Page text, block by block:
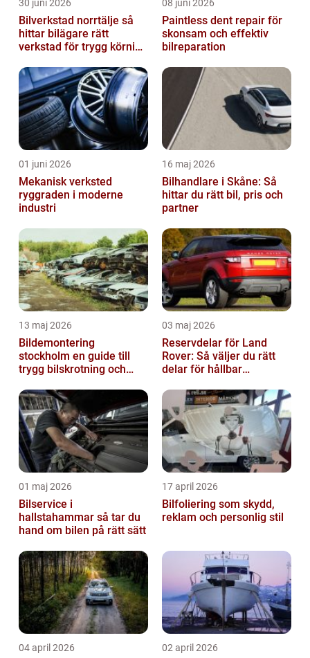
30 juni 2026
Bilverkstad norrtälje så
hittar bilägare rätt
verkstad för trygg körning
08 juni 2026
Paintless dent repair för
skonsam och effektiv
bilreparation
01 juni 2026
Mekanisk verksted
ryggraden i moderne
industri
16 maj 2026
Bilhandlare i Skåne: Så
hittar du rätt bil, pris och
partner
13 maj 2026
Bildemontering
stockholm en guide till
trygg bilskrotning och
03 maj 2026
Reservdelar för Land
Rover: Så väljer du rätt
delar för hållbar
01 maj 2026
Bilservice i
hallstahammar så tar du
hand om bilen på rätt sätt
17 april 2026
Bilfoliering som skydd,
reklam och personlig stil
04 april 2026 02 april 2026